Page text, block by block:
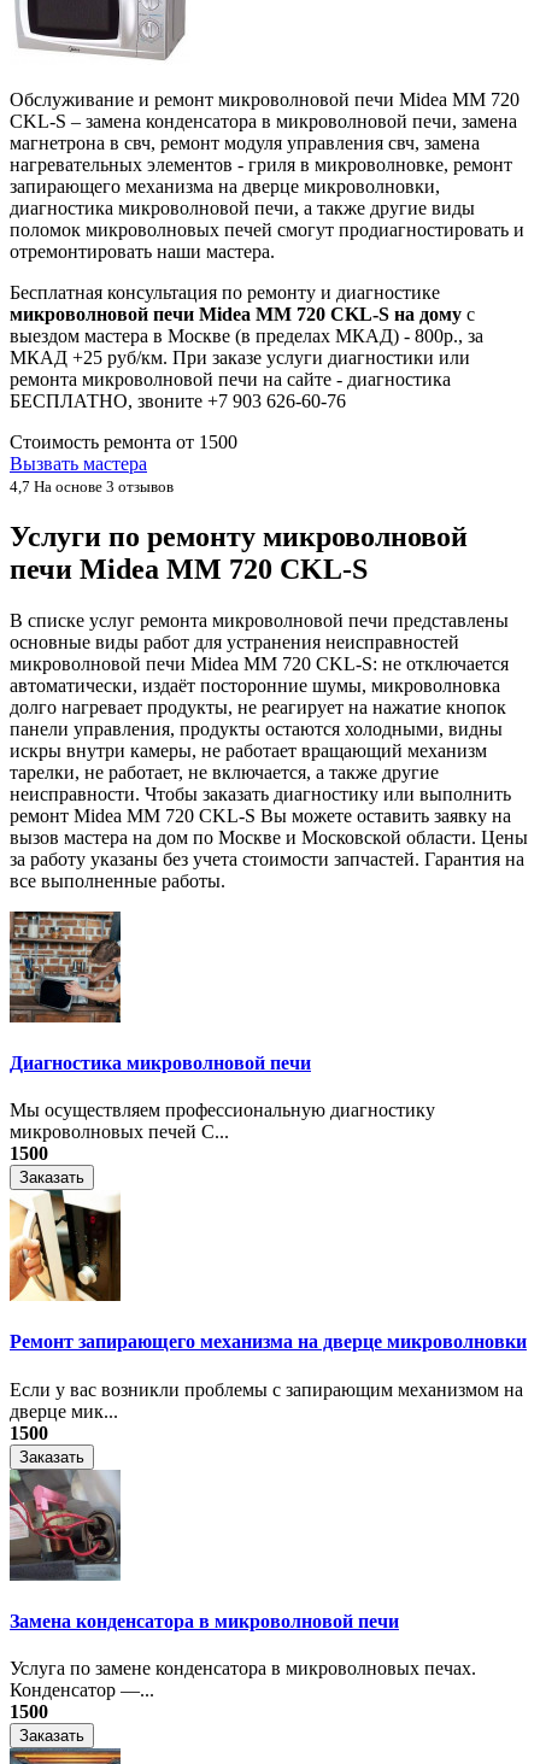
Обслуживание и ремонт микроволновой печи Midea MM 720
CKL-S – замена конденсатора в микроволновой печи, замена
магнетрона в свч, ремонт модуля управления свч, замена
нагревательных элементов - гриля в микроволновке, ремонт
запирающего механизма на дверце микроволновки,
диагностика микроволновой печи, а также другие виды
поломок микроволновых печей смогут продиагностировать и
отремонтировать наши мастера.
Бесплатная консультация по ремонту и диагностике
микроволновой печи Midea MM 720 CKL-S на дому с
выездом мастера в Москве (в пределах МКАД) - 800р., за
МКАД +25 руб/км. При заказе услуги диагностики или
ремонта микроволновой печи на сайте - диагностика
БЕСПЛАТНО, звоните +7 903 626-60-76
Стоимость ремонта от 1500
Вызвать мастера
4,7 На основе 3 отзывов
Услуги по ремонту микроволновой
печи Midea MM 720 CKL-S
В списке услуг ремонта микроволновой печи представлены
основные виды работ для устранения неисправностей
микроволновой печи Midea MM 720 CKL-S: не отключается
автоматически, издаёт посторонние шумы, микроволновка
долго нагревает продукты, не реагирует на нажатие кнопок
панели управления, продукты остаются холодными, видны
искры внутри камеры, не работает вращающий механизм
тарелки, не работает, не включается, а также другие
неисправности. Чтобы заказать диагностику или выполнить
ремонт Midea MM 720 CKL-S Вы можете оставить заявку на
вызов мастера на дом по Москве и Московской области. Цены
за работу указаны без учета стоимости запчастей. Гарантия на
все выполненные работы.
Диагностика микроволновой печи
Мы осуществляем профессиональную диагностику
микроволновых печей С...
1500
Заказать
Ремонт запирающего механизма на дверце микроволновки
Если у вас возникли проблемы с запирающим механизмом на
дверце мик...
1500
Заказать
Замена конденсатора в микроволновой печи
Услуга по замене конденсатора в микроволновых печах.
Конденсатор —...
1500
Заказать